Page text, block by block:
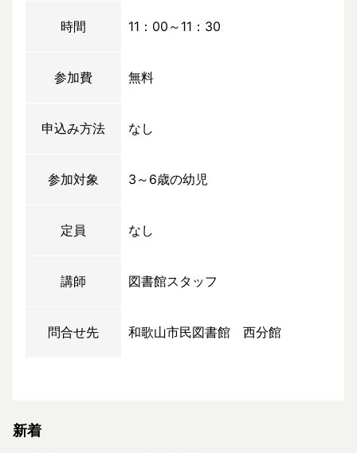
時間 11：00～11：30
参加費 無料
申込み方法 なし
参加対象 3～6歳の幼児
定員 なし
講師 図書館スタッフ
問合せ先 和歌山市民図書館 西分館
新着